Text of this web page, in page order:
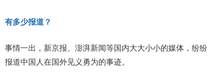
有多少报道？
事情一出，新京报、澎湃新闻等国内大大小小的媒体，纷纷
报道中国人在国外见义勇为的事迹。